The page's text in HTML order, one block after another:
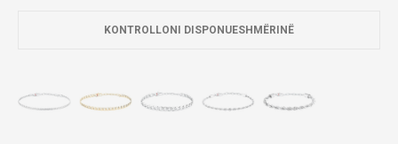
KONTROLLONI DISPONUESHMËRINË